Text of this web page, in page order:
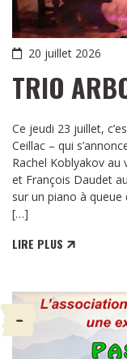
20 juillet 2026
TRIO
Ce jeudi 23 juillet,
Ceillac – qui
Rachel Koblyakov
et François Daudet
sur un piano à
[…]
LIRE PLUS
-